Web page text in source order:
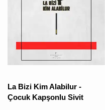
La Bizi Kim Alabilur -
Çocuk Kapşonlu Sivit